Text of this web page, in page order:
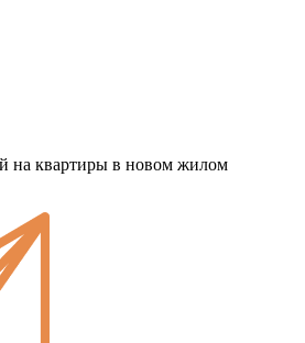
на квартиры в новом жилом